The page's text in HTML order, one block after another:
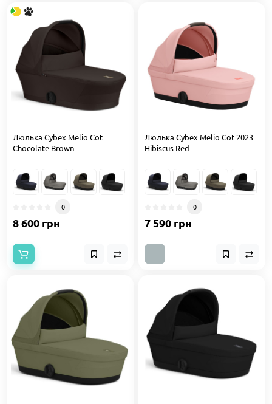
Люлька Cybex Melio Cot
Chocolate Brown
0
8 600 грн
Люлька Cybex Melio Cot 2023
Hibiscus Red
0
7 590 грн